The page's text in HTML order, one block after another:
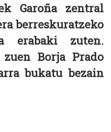
Garoña zentral
berreskuratzeko
erabaki zuten.
Borja Prado
bukatu bezain